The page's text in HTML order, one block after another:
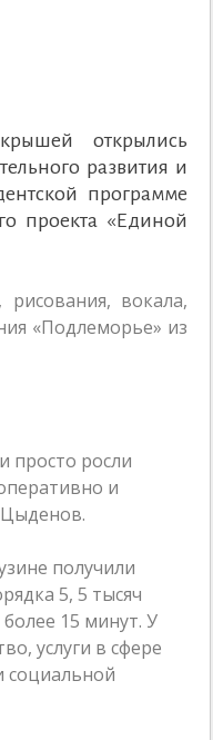
открылись
развития и
программе
проекта «Единой
вокала,
«Подлеморье» из
просто росли
и
Цыденов.
получили
5, 5 тысяч
15 минут. У
услуги в сфере
социальной